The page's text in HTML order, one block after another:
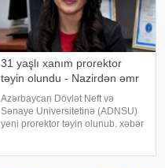
31 yaşlı xanım prorektor
təyin olundu - Nazirdən əmr
Azərbaycan Dövlət Neft və
Sənaye Universitetinə (ADNSU)
yeni prorektor təyin olunub. xəbər